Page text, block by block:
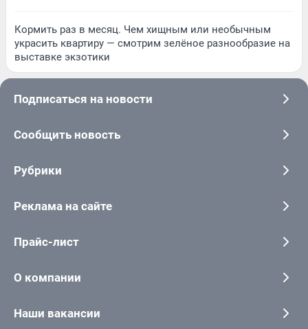
Кормить раз в месяц. Чем хищным или необычным
украсить квартиру — смотрим зелёное разнообразие на
выставке экзотики
Подписаться на новости
Сообщить новость
Рубрики
Реклама на сайте
Прайс-лист
О компании
Наши вакансии